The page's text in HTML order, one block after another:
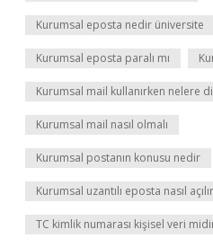
Kurumsal eposta nedir üniversite
Kurumsal eposta paralı mı
Kurumsal mail kullanırken nelere
Kurumsal mail nasıl olmalı
Kurumsal postanın konusu nedir
Kurumsal uzantılı eposta nasıl açılır
TC kimlik numarası kişisel veri